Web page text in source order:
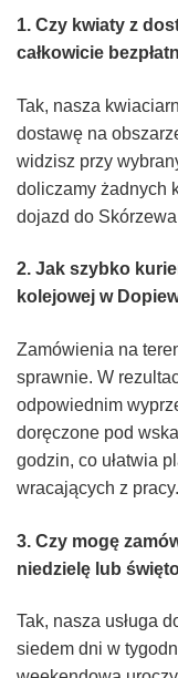
1. Czy kwiaty z
całkowicie
Tak, nasza
dostawę na
widzisz przy
doliczamy żadnych
dojazd do
2. Jak szybko
kolejowej w
Zamówienia na
sprawnie. W
odpowiednim
doręczone pod
godzin, co ułatwia
wracających z pracy.
3. Czy mogę
niedzielę lub
Tak, nasza usługa
siedem dni w